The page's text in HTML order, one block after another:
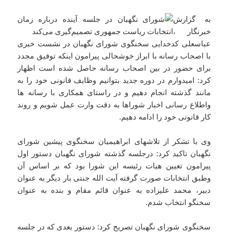
به گزارش
خبرنگار ،
عباسعلی کدخدایی سخنگوی شورای نگهبان در نشست خبری
با اصحاب رسانه با ابراز خوشحالی پیرامون اینکه توفیق مجدد
برای حضور در بین اصحاب رسانه حاصل شده است اظهار
کرد: امیدوارم در دوره جدید بتوانیم وظایف قانونی خود را به
مانند گذشته انجام دهیم و در راستای همکاری با رسانه ها
واطلاع رسانی اخبار شوراها به دقت وارت عمل شویم و روند
کار قانونی خود را ادامه دهیم.
وی با تشکر از تلاشهای ابراهیمیان سخنگوی پیشین شورای
نگهبان تاکید کرد: درجلسه گذشته شورای نگهبان دستور اول
پیرامون تعیین هیات رئیسه این شورا بود که بر اساس آن
وطبق انتخابات صورت گرفته آیت الله جنتی بار دیگر به عنوان
دبیر، محمد علیزاده به عنوان قائم مقام و بنده به عنوان
سخنگو انتخاب شدم.
سخنگوی شورای نگهبان تصریح کرد: دستور بعدی که در جلسه